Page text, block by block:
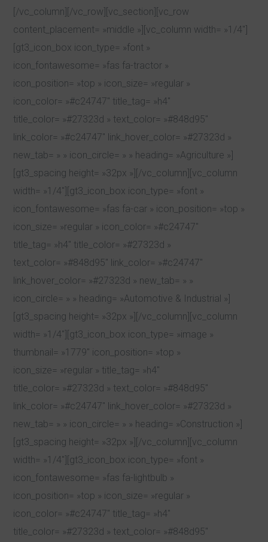
[/vc_column][/vc_row][vc_section][vc_row
content_placement= »middle »][vc_column width= »1/4″]
[gt3_icon_box icon_type= »font »
icon_fontawesome= »fas fa-tractor »
icon_position= »top » icon_size= »regular »
icon_color= »#c24747″ title_tag= »h4″
title_color= »#27323d » text_color= »#848d95″
link_color= »#c24747″ link_hover_color= »#27323d »
new_tab= » » icon_circle= » » heading= »Agriculture »]
[gt3_spacing height= »32px »][/vc_column][vc_column
width= »1/4″][gt3_icon_box icon_type= »font »
icon_fontawesome= »fas fa-car » icon_position= »top »
icon_size= »regular » icon_color= »#c24747″
title_tag= »h4″ title_color= »#27323d »
text_color= »#848d95″ link_color= »#c24747″
link_hover_color= »#27323d » new_tab= » »
icon_circle= » » heading= »Automotive & Industrial »]
[gt3_spacing height= »32px »][/vc_column][vc_column
width= »1/4″][gt3_icon_box icon_type= »image »
thumbnail= »1779″ icon_position= »top »
icon_size= »regular » title_tag= »h4″
title_color= »#27323d » text_color= »#848d95″
link_color= »#c24747″ link_hover_color= »#27323d »
new_tab= » » icon_circle= » » heading= »Construction »]
[gt3_spacing height= »32px »][/vc_column][vc_column
width= »1/4″][gt3_icon_box icon_type= »font »
icon_fontawesome= »fas fa-lightbulb »
icon_position= »top » icon_size= »regular »
icon_color= »#c24747″ title_tag= »h4″
title_color= »#27323d » text_color= »#848d95″